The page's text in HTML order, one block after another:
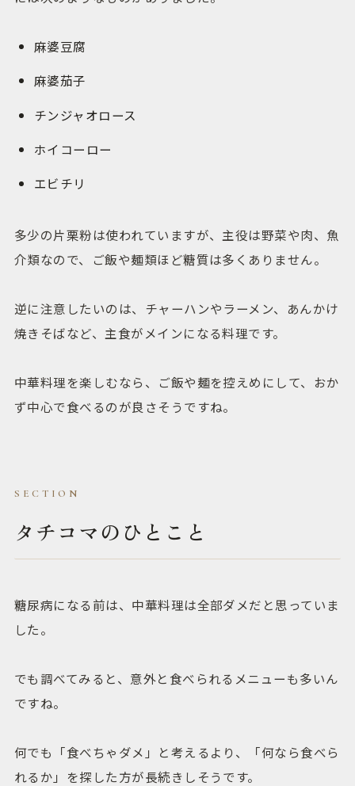
麻婆豆腐
麻婆茄子
チンジャオロース
ホイコーロー
エビチリ
多少の片栗粉は使われていますが、主役は野菜や肉、魚
介類なので、ご飯や麺類ほど糖質は多くありません。
逆に注意したいのは、チャーハンやラーメン、あんかけ
焼きそばなど、主食がメインになる料理です。
中華料理を楽しむなら、ご飯や麺を控えめにして、おか
ず中心で食べるのが良さそうですね。
タチコマのひとこと
糖尿病になる前は、中華料理は全部ダメだと思っていま
した。
でも調べてみると、意外と食べられるメニューも多いん
ですね。
何でも「食べちゃダメ」と考えるより、「何なら食べら
れるか」を探した方が長続きしそうです。